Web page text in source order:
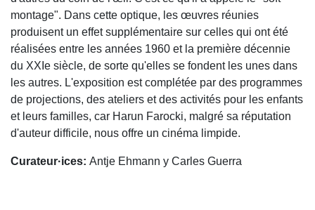
montage". Dans cette optique, les œuvres réunies
produisent un effet supplémentaire sur celles qui ont été
réalisées entre les années 1960 et la première décennie
du XXIe siècle, de sorte qu'elles se fondent les unes dans
les autres. L'exposition est complétée par des programmes
de projections, des ateliers et des activités pour les enfants
et leurs familles, car Harun Farocki, malgré sa réputation
d'auteur difficile, nous offre un cinéma limpide.
Curateur·ices: Antje Ehmann y Carles Guerra